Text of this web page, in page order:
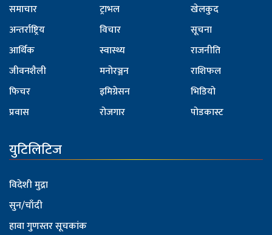
समाचार
अन्तर्राष्ट्रिय
आर्थिक
जीवनशैली
फिचर
प्रवास
ट्राभल
विचार
स्वास्थ्य
मनोरञ्जन
इमिग्रेसन
रोजगार
खेलकुद
सूचना
राजनीति
राशिफल
भिडियो
पोडकास्ट
युटिलिटिज
विदेशी मुद्रा
सुन/चाँदी
हावा गुणस्तर सूचकांक